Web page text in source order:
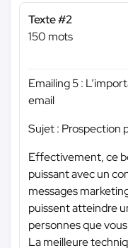
Texte #2
150 mots
Emailing 5 :
email
Sujet : Prospection
Effectivement, ce
puissant avec un
messages
puissent atteindre
personnes que
La meilleure